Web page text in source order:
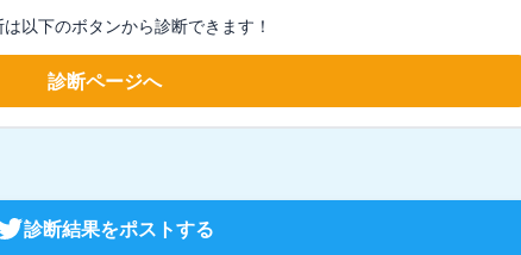
以下のボタンから診断できます！
診断ページへ
診断結果をポストする